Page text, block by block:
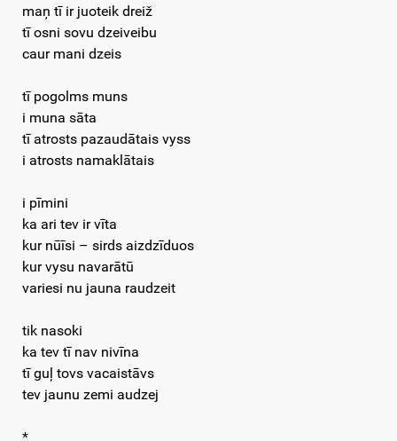
maņ tī ir juoteik dreiž
tī osni sovu dzeiveibu
caur mani dzeis
tī pogolms muns
i muna sāta
tī atrosts pazaudātais vyss
i atrosts namaklātais
i pīmini
ka ari tev ir vīta
kur nūīsi – sirds aizdzīduos
kur vysu navarātū
variesi nu jauna raudzeit
tik nasoki
ka tev tī nav nivīna
tī guļ tovs vacaistāvs
tev jaunu zemi audzej
*